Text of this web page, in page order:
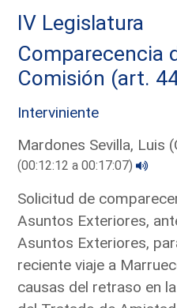
IV Legislatura
Comparecencia
Comisión (art.
Interviniente
Mardones Sevilla, Luis
(00:12:12 a 00:17:07)
Solicitud de
Asuntos Exteriores,
Asuntos Exteriores,
reciente viaje a
causas del retraso en